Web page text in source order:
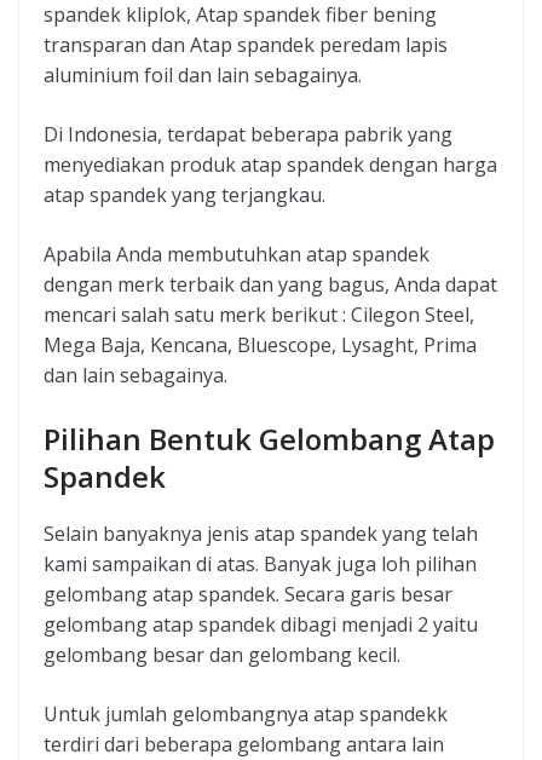
spandek kliplok, Atap spandek fiber bening
transparan dan Atap spandek peredam lapis
aluminium foil dan lain sebagainya.
Di Indonesia, terdapat beberapa pabrik yang
menyediakan produk atap spandek dengan harga
atap spandek yang terjangkau.
Apabila Anda membutuhkan atap spandek
dengan merk terbaik dan yang bagus, Anda dapat
mencari salah satu merk berikut : Cilegon Steel,
Mega Baja, Kencana, Bluescope, Lysaght, Prima
dan lain sebagainya.
Pilihan Bentuk Gelombang Atap
Spandek
Selain banyaknya jenis atap spandek yang telah
kami sampaikan di atas. Banyak juga loh pilihan
gelombang atap spandek. Secara garis besar
gelombang atap spandek dibagi menjadi 2 yaitu
gelombang besar dan gelombang kecil.
Untuk jumlah gelombangnya atap spandekk
terdiri dari beberapa gelombang antara lain